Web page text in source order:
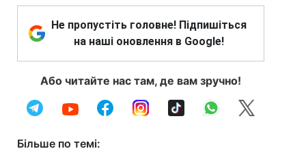
Не пропустіть головне! Підпишіться
на наші оновлення в Google!
Або читайте нас там, де вам зручно!
Більше по темі: